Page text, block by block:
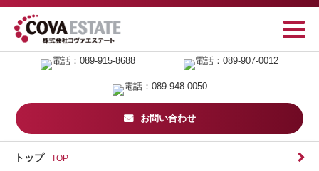
お問い合わせ
トップ TOP